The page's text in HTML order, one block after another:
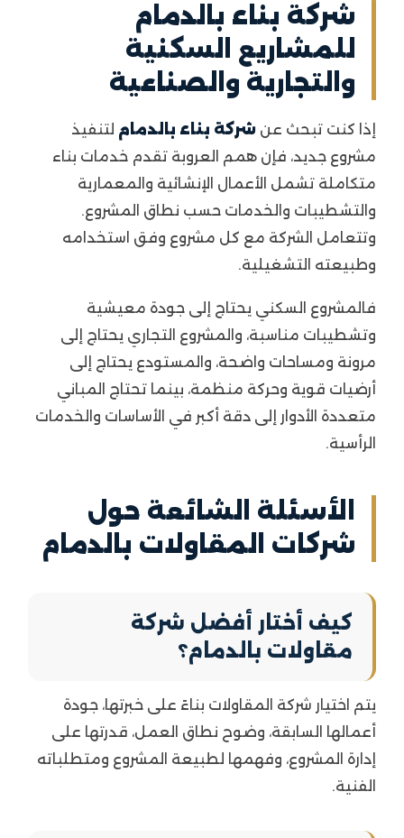
شركة بناء بالدمام
للمشاريع السكنية
والتجارية والصناعية
إذا كنت تبحث عن شركة بناء بالدمام لتنفيذ
مشروع جديد، فإن همم العروبة تقدم خدمات بناء
متكاملة تشمل الأعمال الإنشائية والمعمارية
والتشطيبات والخدمات حسب نطاق المشروع.
وتتعامل الشركة مع كل مشروع وفق استخدامه
وطبيعته التشغيلية.
فالمشروع السكني يحتاج إلى جودة معيشية
وتشطيبات مناسبة، والمشروع التجاري يحتاج إلى
مرونة ومساحات واضحة، والمستودع يحتاج إلى
أرضيات قوية وحركة منظمة، بينما تحتاج المباني
متعددة الأدوار إلى دقة أكبر في الأساسات والخدمات
الرأسية.
الأسئلة الشائعة حول
شركات المقاولات بالدمام
كيف أختار أفضل شركة
مقاولات بالدمام؟
يتم اختيار شركة المقاولات بناءً على خبرتها، جودة
أعمالها السابقة، وضوح نطاق العمل، قدرتها على
إدارة المشروع، وفهمها لطبيعة المشروع ومتطلباته
الفنية.